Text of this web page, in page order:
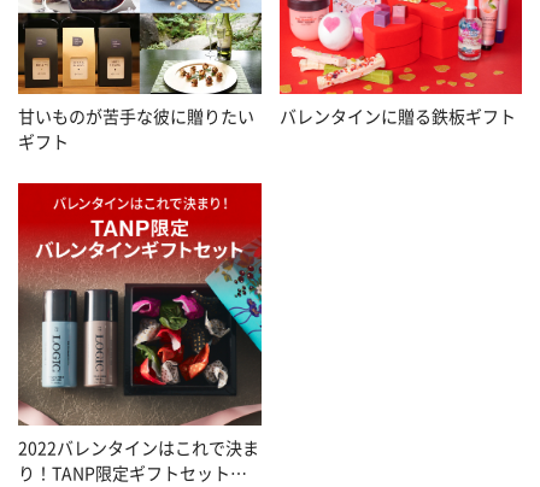
甘いものが苦手な彼に贈りたい
ギフト
バレンタインに贈る鉄板ギフト
2022バレンタインはこれで決ま
り！TANP限定ギフトセット特